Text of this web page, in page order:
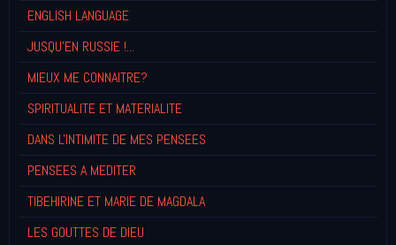
ENGLISH LANGUAGE
JUSQU'EN RUSSIE !...
MIEUX ME CONNAITRE?
SPIRITUALITE ET MATERIALITE
DANS L'INTIMITE DE MES PENSEES
PENSEES A MEDITER
TIBEHIRINE ET MARIE DE MAGDALA
LES GOUTTES DE DIEU